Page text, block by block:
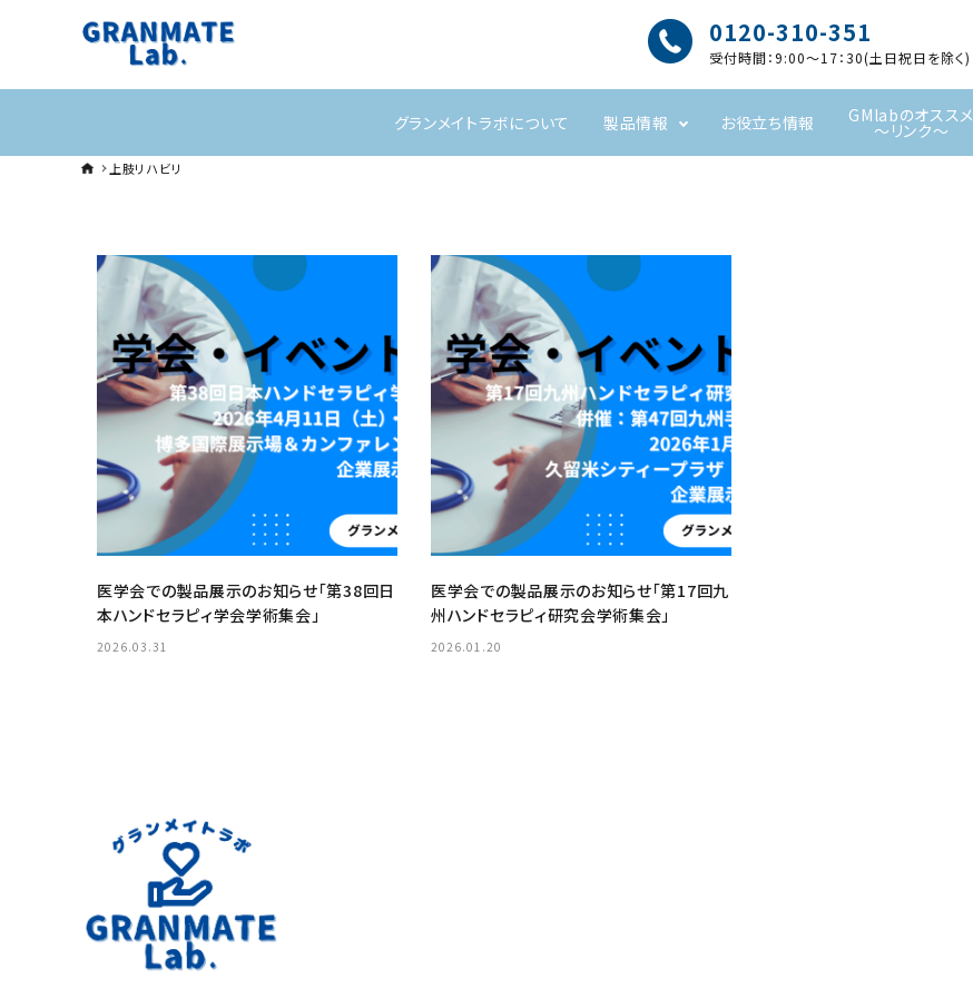
0120-310-351
受付時間：9:00～17：30(土日祝日を除く)
グランメイトラボについて 製品情報 お役立ち情報 GMlabのオススメ
～リンク～
上肢リハビリ
医学会での製品展示のお知らせ「第38回日
本ハンドセラピィ学会学術集会」
2026.03.31
医学会での製品展示のお知らせ「第17回九
州ハンドセラピィ研究会学術集会」
2026.01.20